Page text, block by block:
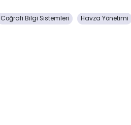
Coğrafi Bilgi Sistemleri Havza Yönetimi